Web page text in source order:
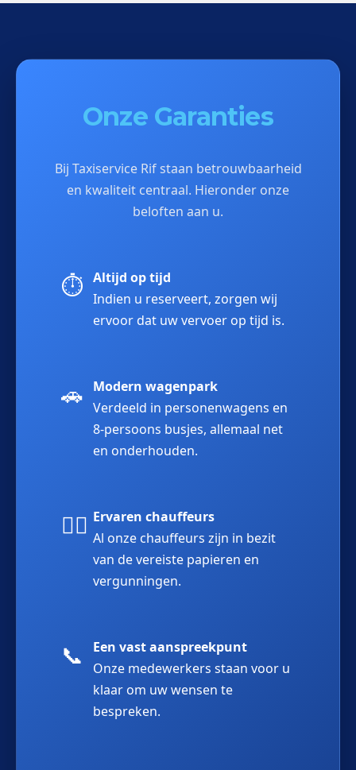
Onze Garanties
Bij Taxiservice Rif staan betrouwbaarheid
en kwaliteit centraal. Hieronder onze
beloften aan u.
⏱️ Altijd op tijd
Indien u reserveert, zorgen wij
ervoor dat uw vervoer op tijd is.
🚗
Modern wagenpark
Verdeeld in personenwagens en
8-persoons busjes, allemaal net
en onderhouden.
👨‍✈️ Ervaren chauffeurs
Al onze chauffeurs zijn in bezit
van de vereiste papieren en
vergunningen.
📞
Een vast aanspreekpunt
Onze medewerkers staan voor u
klaar om uw wensen te
bespreken.